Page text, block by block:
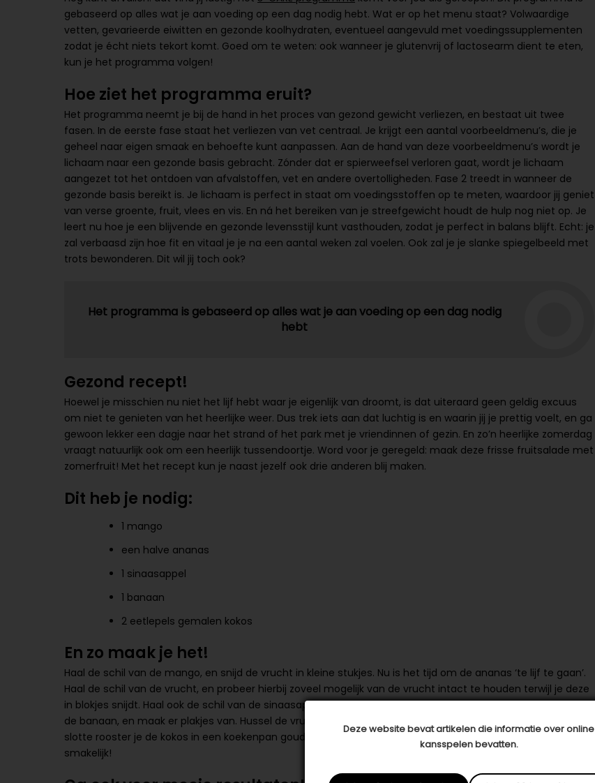
Deze website bevat artikelen die informatie over online
kansspelen bevatten.
gebaseerd op alles wat je aan voeding op een dag nodig hebt. Wat er op het menu staat? Volwaardige
vetten, gevarieerde eiwitten en gezonde koolhydraten, eventueel aangevuld met voedingssupplementen
zodat je écht niets tekort komt. Goed om te weten: ook wanneer je glutenvrij of lactosearm dient te eten,
kun je het programma volgen!
Hoe ziet het programma eruit?
Het programma neemt je bij de hand in het proces van gezond gewicht verliezen, en bestaat uit twee
fasen. In de eerste fase staat het verliezen van vet centraal. Je krijgt een aantal voorbeeldmenu’s, die je
geheel naar eigen smaak en behoefte kunt aanpassen. Aan de hand van deze voorbeeldmenu’s wordt je
lichaam naar een gezonde basis gebracht. Zónder dat er spierweefsel verloren gaat, wordt je lichaam
aangezet tot het ontdoen van afvalstoffen, vet en andere overtolligheden. Fase 2 treedt in wanneer de
gezonde basis bereikt is. Je lichaam is perfect in staat om voedingsstoffen op te meten, waardoor jij geniet
van verse groente, fruit, vlees en vis. En ná het bereiken van je streefgewicht houdt de hulp nog niet op. Je
leert nu hoe je een blijvende en gezonde levensstijl kunt vasthouden, zodat je perfect in balans blijft. Echt: je
zal verbaasd zijn hoe fit en vitaal je je na een aantal weken zal voelen. Ook zal je je slanke spiegelbeeld met
trots bewonderen. Dit wil jij toch ook?
Het programma is gebaseerd op alles wat je aan voeding op een dag nodig
hebt
Gezond recept!
Hoewel je misschien nu niet het lijf hebt waar je eigenlijk van droomt, is dat uiteraard geen geldig excuus
om niet te genieten van het heerlijke weer. Dus trek iets aan dat luchtig is en waarin jij je prettig voelt, en ga
gewoon lekker een dagje naar het strand of het park met je vriendinnen of gezin. En zo’n heerlijke zomerdag
vraagt natuurlijk ook om een heerlijk tussendoortje. Word voor je geregeld: maak deze frisse fruitsalade met
zomerfruit! Met het recept kun je naast jezelf ook drie anderen blij maken.
Dit heb je nodig:
1 mango
een halve ananas
1 sinaasappel
1 banaan
2 eetlepels gemalen kokos
En zo maak je het!
Haal de schil van de mango, en snijd de vrucht in kleine stukjes. Nu is het tijd om de ananas ‘te lijf te gaan’.
Haal de schil van de vrucht, en probeer hierbij zoveel mogelijk van de vrucht intact te houden terwijl je deze
in blokjes snijdt. Haal ook de schil van de sinaasappel, en maak hier dunne plakken van. Haal nu de schil van
de banaan, en maak er plakjes van. Hussel de vruchten, en verdeel de salade over vier schaaltjes. Ten
slotte rooster je de kokos in een koekenpan goudbruin. Hiermee garneer je ten slotte de fruitsalade. Eet
smakelijk!